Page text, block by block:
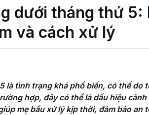
dưới tháng thứ 5:
và cách xử lý
là tình trạng khá phổ biến, có thể do
hợp, đây có thể là dấu hiệu
mẹ bầu xử lý kịp thời, đảm bảo an